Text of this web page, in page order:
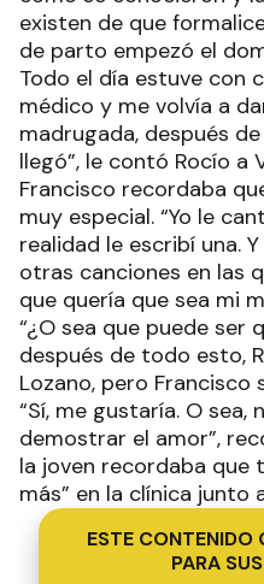
existen de que
de parto empezó el
Todo el día estuve con
médico y me volvía a
madrugada, después
llegó”, le contó Rocío a
Francisco recordaba
muy especial. “Yo le
realidad le escribí una.
otras canciones en las
que quería que sea mi
“¿O sea que puede ser
después de todo esto,
Lozano, pero Francisco
“Sí, me gustaría. O
demostrar el amor”,
la joven recordaba que
más” en la clínica junto
ESTE CONTENIDO
PARA